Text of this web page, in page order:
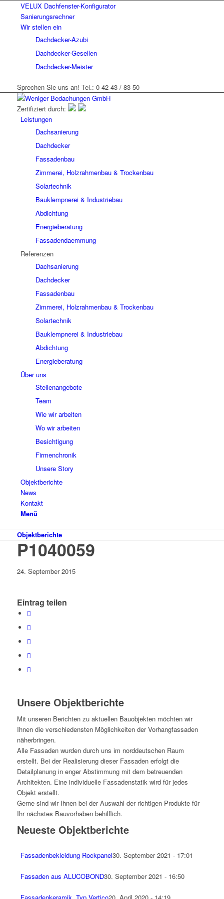
VELUX Dachfenster-Konfigurator
Sanierungsrechner
Wir stellen ein
Dachdecker-Azubi
Dachdecker-Gesellen
Dachdecker-Meister
Sprechen Sie uns an! Tel.: 0 42 43 / 83 50
Zertifiziert durch:
Leistungen
Dachsanierung
Dachdecker
Fassadenbau
Zimmerei, Holzrahmenbau & Trockenbau
Solartechnik
Bauklempnerei & Industriebau
Abdichtung
Energieberatung
Fassadendaemmung
Referenzen
Dachsanierung
Dachdecker
Fassadenbau
Zimmerei, Holzrahmenbau & Trockenbau
Solartechnik
Bauklempnerei & Industriebau
Abdichtung
Energieberatung
Über uns
Stellenangebote
Team
Wie wir arbeiten
Wo wir arbeiten
Besichtigung
Firmenchronik
Unsere Story
Objektberichte
News
Kontakt
Menü
Objektberichte
P1040059
24. September 2015
Eintrag teilen
Unsere Objektberichte
Mit unseren Berichten zu aktuellen Bauobjekten möchten wir
Ihnen die verschiedensten Möglichkeiten der Vorhangfassaden
näherbringen.
Alle Fassaden wurden durch uns im norddeutschen Raum
erstellt. Bei der Realisierung dieser Fassaden erfolgt die
Detailplanung in enger Abstimmung mit dem betreuenden
Architekten. Eine individuelle Fassadenstatik wird für jedes
Objekt erstellt.
Gerne sind wir Ihnen bei der Auswahl der richtigen Produkte für
Ihr nächstes Bauvorhaben behilflich.
Neueste Objektberichte
Fassadenbekleidung Rockpanel30. September 2021 - 17:01
Fassaden aus ALUCOBOND30. September 2021 - 16:50